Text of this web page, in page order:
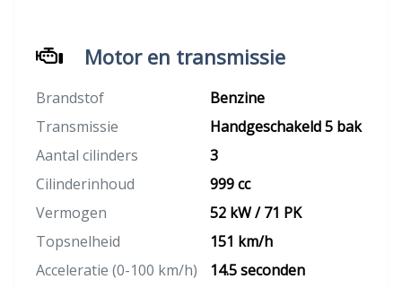
Motor en transmissie
Brandstof
Benzine
Transmissie
Handgeschakeld 5 bak
Aantal cilinders
3
Cilinderinhoud
999 cc
Vermogen
52 kW / 71 PK
Topsnelheid
151 km/h
Acceleratie (0-100 km/h)
14.5 seconden